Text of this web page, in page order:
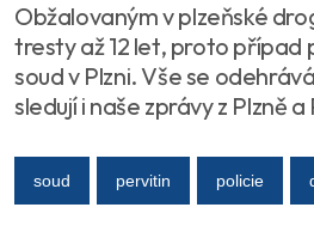
Obžalovaným v plzeňské
tresty až 12 let, proto případ
soud v Plzni. Vše se
sledují i naše zprávy z Plzně
soud pervitin policie